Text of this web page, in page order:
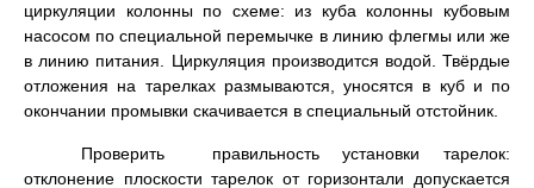
циркуляции колонны по схеме: из куба колонны кубовым
насосом по специальной перемычке в линию флегмы или же
в линию питания. Циркуляция производится водой. Твёрдые
отложения на тарелках размываются, уносятся в куб и по
окончании промывки скачивается в специальный отстойник.
Проверить правильность установки тарелок:
отклонение плоскости тарелок от горизонтали допускается